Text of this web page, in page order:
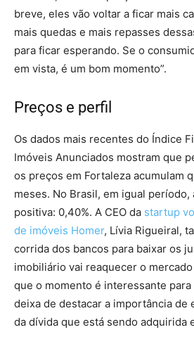
breve, eles vão voltar a ficar mais
mais quedas e mais repasses
para ficar esperando. Se o
em vista, é um bom momento”.
Preços e perfil
Os dados mais recentes do Índice
Imóveis Anunciados mostram que
os preços em Fortaleza acumulam
meses. No Brasil, em igual período,
positiva: 0,40%. A CEO da startup
de imóveis Homer, Lívia Rigueiral,
corrida dos bancos para baixar os
imobiliário vai reaquecer o
que o momento é interessante para
deixa de destacar a importância de
da dívida que está sendo adquirida